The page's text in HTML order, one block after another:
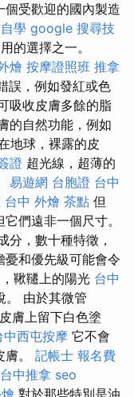
受歡迎的國內製造
學 google 搜尋技
的選擇之一。
燴 按摩證照班 推拿
誤，例如發紅或色
吸收皮膚多餘的脂
的自然功能，例如
地球，裸露的皮
證 超光線，超薄的
易遊網 台胞證 台中
台中 外燴 茶點 但
們遠非一個尺寸。
分，數十種特徵，
憂和優先級可能會令
鞦韆上的陽光 台中
。 由於其微管
膚上留下白色塗
中西屯按摩 它不會
。 記帳士 報名費
台中推拿 seo
對於那些特別是油